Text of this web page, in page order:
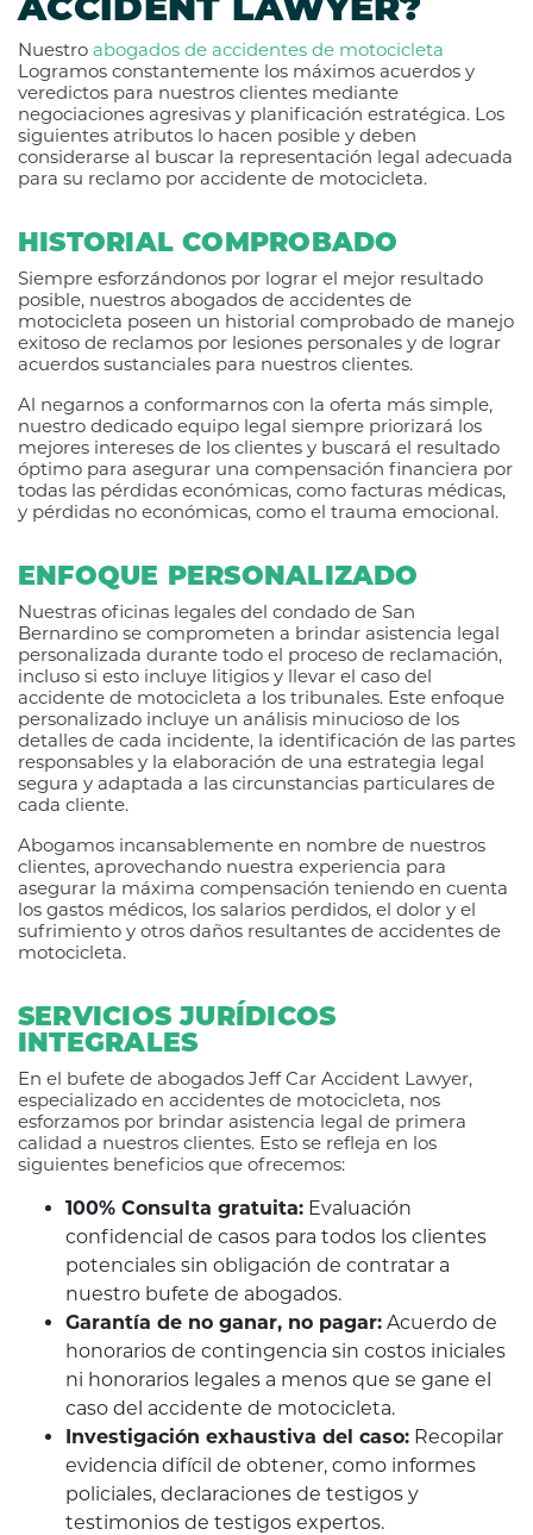
ACCIDENT LAWYER?
Nuestro abogados de accidentes de motocicleta
Logramos constantemente los máximos acuerdos y
veredictos para nuestros clientes mediante
negociaciones agresivas y planificación estratégica. Los
siguientes atributos lo hacen posible y deben
considerarse al buscar la representación legal adecuada
para su reclamo por accidente de motocicleta.
HISTORIAL COMPROBADO
Siempre esforzándonos por lograr el mejor resultado
posible, nuestros abogados de accidentes de
motocicleta poseen un historial comprobado de manejo
exitoso de reclamos por lesiones personales y de lograr
acuerdos sustanciales para nuestros clientes.
Al negarnos a conformarnos con la oferta más simple,
nuestro dedicado equipo legal siempre priorizará los
mejores intereses de los clientes y buscará el resultado
óptimo para asegurar una compensación financiera por
todas las pérdidas económicas, como facturas médicas,
y pérdidas no económicas, como el trauma emocional.
ENFOQUE PERSONALIZADO
Nuestras oficinas legales del condado de San
Bernardino se comprometen a brindar asistencia legal
personalizada durante todo el proceso de reclamación,
incluso si esto incluye litigios y llevar el caso del
accidente de motocicleta a los tribunales. Este enfoque
personalizado incluye un análisis minucioso de los
detalles de cada incidente, la identificación de las partes
responsables y la elaboración de una estrategia legal
segura y adaptada a las circunstancias particulares de
cada cliente.
Abogamos incansablemente en nombre de nuestros
clientes, aprovechando nuestra experiencia para
asegurar la máxima compensación teniendo en cuenta
los gastos médicos, los salarios perdidos, el dolor y el
sufrimiento y otros daños resultantes de accidentes de
motocicleta.
SERVICIOS JURÍDICOS
INTEGRALES
En el bufete de abogados Jeff Car Accident Lawyer,
especializado en accidentes de motocicleta, nos
esforzamos por brindar asistencia legal de primera
calidad a nuestros clientes. Esto se refleja en los
siguientes beneficios que ofrecemos:
100% Consulta gratuita: Evaluación
confidencial de casos para todos los clientes
potenciales sin obligación de contratar a
nuestro bufete de abogados.
Garantía de no ganar, no pagar: Acuerdo de
honorarios de contingencia sin costos iniciales
ni honorarios legales a menos que se gane el
caso del accidente de motocicleta.
Investigación exhaustiva del caso: Recopilar
evidencia difícil de obtener, como informes
policiales, declaraciones de testigos y
testimonios de testigos expertos.